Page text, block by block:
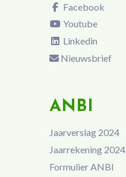
Facebook
Youtube
Linkedin
Nieuwsbrief
ANBI
Jaarverslag 2024
Jaarrekening 2024
Formulier ANBI